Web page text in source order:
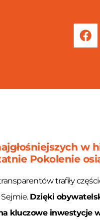
szafy
w
Pokolenie
trafiły
Dzięki
kluczowe inwestycje